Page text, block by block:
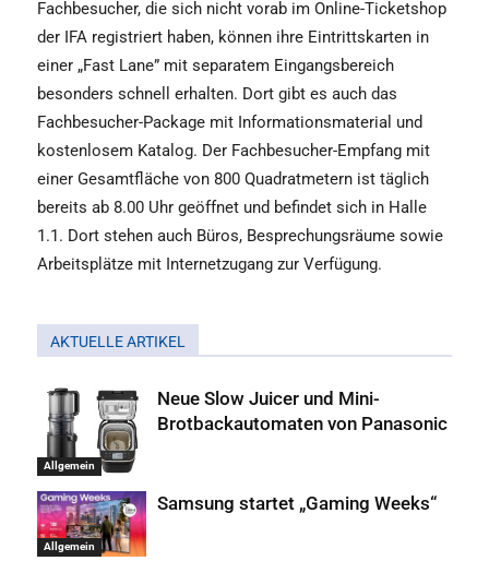
Fachbesucher, die sich nicht vorab im Online-Ticketshop
der IFA registriert haben, können ihre Eintrittskarten in
einer „Fast Lane” mit separatem Eingangsbereich
besonders schnell erhalten. Dort gibt es auch das
Fachbesucher-Package mit Informationsmaterial und
kostenlosem Katalog. Der Fachbesucher-Empfang mit
einer Gesamtfläche von 800 Quadratmetern ist täglich
bereits ab 8.00 Uhr geöffnet und befindet sich in Halle
1.1. Dort stehen auch Büros, Besprechungsräume sowie
Arbeitsplätze mit Internetzugang zur Verfügung.
AKTUELLE ARTIKEL
Allgemein
Neue Slow Juicer und Mini-
Brotbackautomaten von Panasonic
Allgemein
Samsung startet „Gaming Weeks“